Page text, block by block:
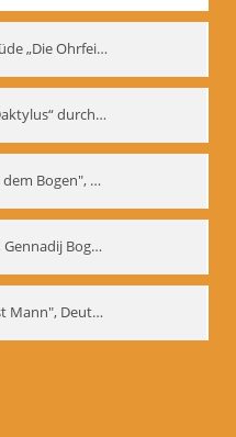
Demonstration der Etüde „Die Ohrfeige“
Demonstration des „Daktylus“ durch Gennadij Nikolajewitsch Bogdanow, Berlin 1991
Etüde "Der Schuss mit dem Bogen", Gennadij Bogdanow
Etüde "Der Steinwurf", Gennadij Bogdanow
Inszenierung "Mann ist Mann", Deutsches Theater Berlin, 1997